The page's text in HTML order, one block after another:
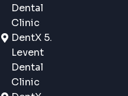
Dental
Clinic
DentX 5.
Levent
Dental
Clinic